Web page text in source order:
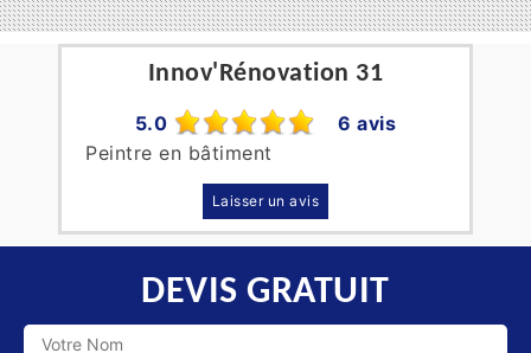
Innov'Rénovation 31
5.0
6 avis
Peintre en bâtiment
Laisser un avis
DEVIS GRATUIT